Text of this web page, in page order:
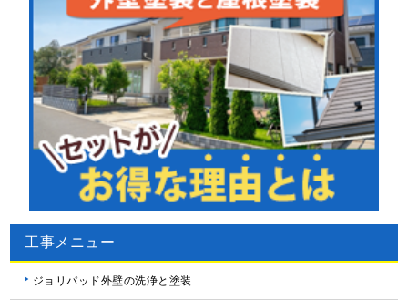
工事メニュー
ジョリパッド外壁の洗浄と塗装